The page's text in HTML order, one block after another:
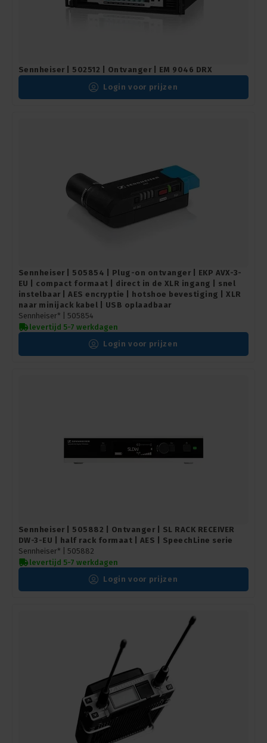
Sennheiser | 502512 | Ontvanger | EM 9046 DRX
Login voor prijzen
Sennheiser | 505854 | Plug-on ontvanger | EKP AVX-3-
EU | compact formaat | direct in de XLR ingang | snel
instelbaar | AES encryptie | hotshoe bevestiging | XLR
naar minijack kabel | USB oplaadbaar
Sennheiser* | 505854
levertijd 5-7 werkdagen
Login voor prijzen
Sennheiser | 505882 | Ontvanger | SL RACK RECEIVER
DW-3-EU | half rack formaat | AES | SpeechLine serie
Sennheiser* | 505882
levertijd 5-7 werkdagen
Login voor prijzen